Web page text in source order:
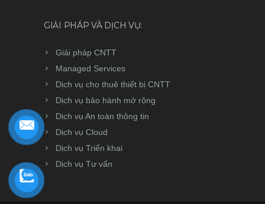
GIẢI PHÁP VÀ DỊCH VỤ:
Giải pháp CNTT
Managed Services
Dịch vụ cho thuê thiết bị CNTT
Dịch vụ bảo hành mở rộng
Dịch vụ An toàn thông tin
Dịch vụ Cloud
Dịch vụ Triển khai
Dịch vụ Tư vấn